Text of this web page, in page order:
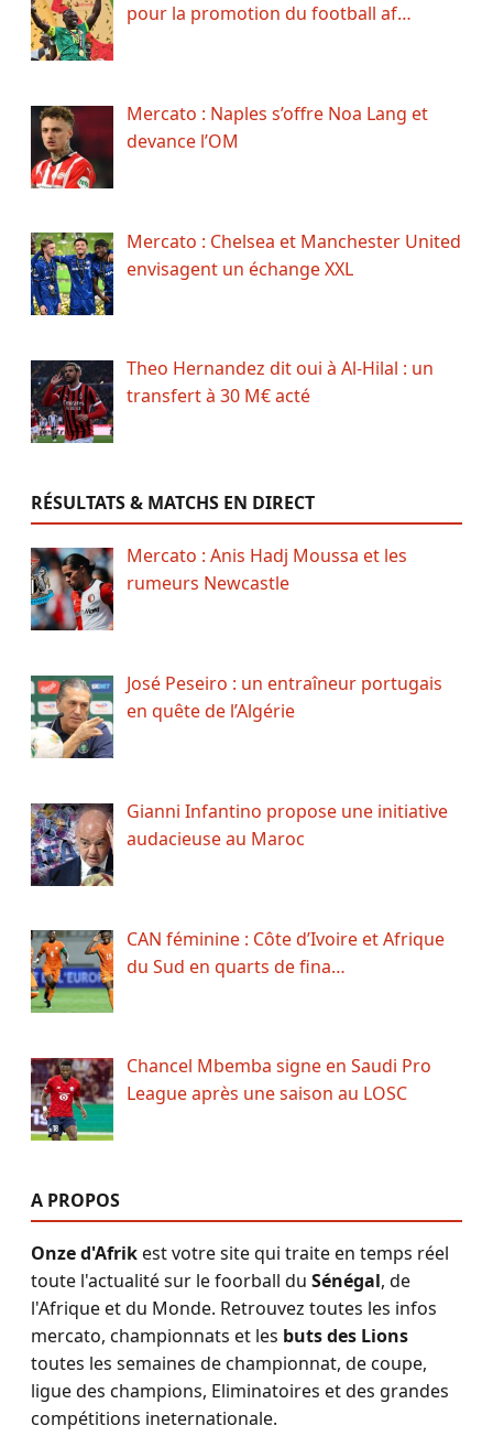
pour la promotion du football af…
Mercato : Naples s’offre Noa Lang et
devance l’OM
Mercato : Chelsea et Manchester United
envisagent un échange XXL
Theo Hernandez dit oui à Al-Hilal : un
transfert à 30 M€ acté
RÉSULTATS & MATCHS EN DIRECT
Mercato : Anis Hadj Moussa et les
rumeurs Newcastle
José Peseiro : un entraîneur portugais
en quête de l’Algérie
Gianni Infantino propose une initiative
audacieuse au Maroc
CAN féminine : Côte d’Ivoire et Afrique
du Sud en quarts de fina…
Chancel Mbemba signe en Saudi Pro
League après une saison au LOSC
A PROPOS
Onze d'Afrikest votre site qui traite en temps réel
toute l'actualité sur le foorball du Sénégal, de
l'Afrique et du Monde. Retrouvez toutes les infos
mercato, championnats et les buts des Lions
toutes les semaines de championnat, de coupe,
ligue des champions, Eliminatoires et des grandes
compétitions ineternationale.